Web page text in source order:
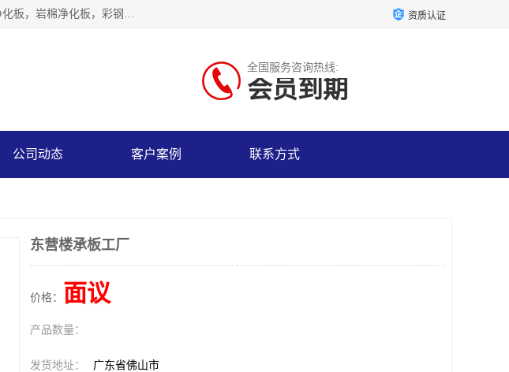
山东中汇彩钢有限公司专业从事聚氨酯封边岩棉板、岩棉板的生产制造，主要产品有：净化板，手工净化板，岩棉净化板，彩钢板，聚氨酯封边岩棉复合板，聚氨酯封边岩棉夹芯板。 资质认证
全国服务咨询热线:
会员到期
公司动态 客户案例 联系方式
东营楼承板工厂
价格： 面议
产品数量：
发货地址： 广东省佛山市